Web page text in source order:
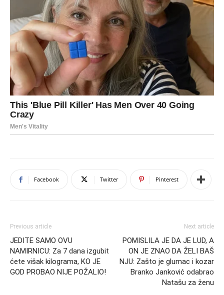
Facebook Twitter Pinterest
Previous article
JEDITE SAMO OVU
NAMIRNICU: Za 7 dana izgubit
ćete višak kilograma, KO JE
GOD PROBAO NIJE POŽALIO!
Next article
POMISLILA JE DA JE LUD, A
ON JE ZNAO DA ŽELI BAŠ
NJU: Zašto je glumac i kozar
Branko Janković odabrao
Natašu za ženu